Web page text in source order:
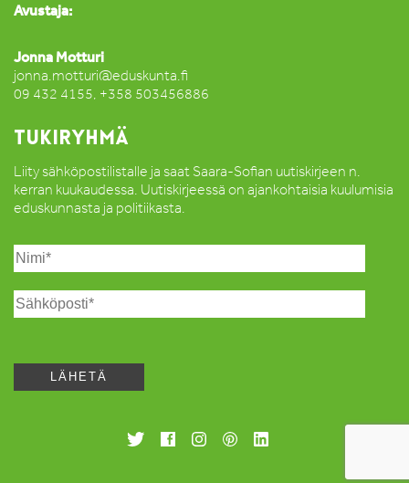
Avustaja:
Jonna Motturi
jonna.motturi@eduskunta.fi
09 432 4155, +358 503456886
TUKIRYHMÄ
Liity sähköpostilistalle ja saat Saara-Sofian uutiskirjeen n.
kerran kuukaudessa. Uutiskirjeessä on ajankohtaisia kuulumisia
eduskunnasta ja politiikasta.